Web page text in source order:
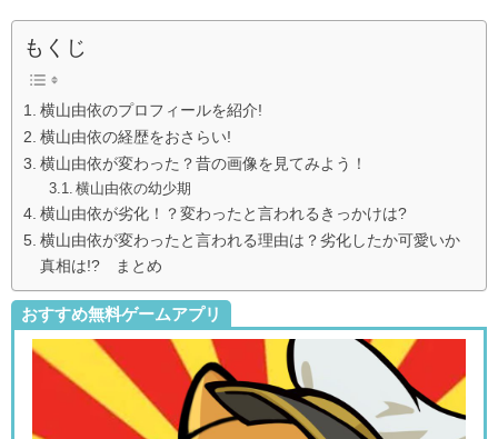
もくじ
横山由依のプロフィールを紹介!
横山由依の経歴をおさらい!
横山由依が変わった？昔の画像を見てみよう！
横山由依の幼少期
横山由依が劣化！？変わったと言われるきっかけは?
横山由依が変わったと言われる理由は？劣化したか可愛いか
真相は!? まとめ
おすすめ無料ゲームアプリ